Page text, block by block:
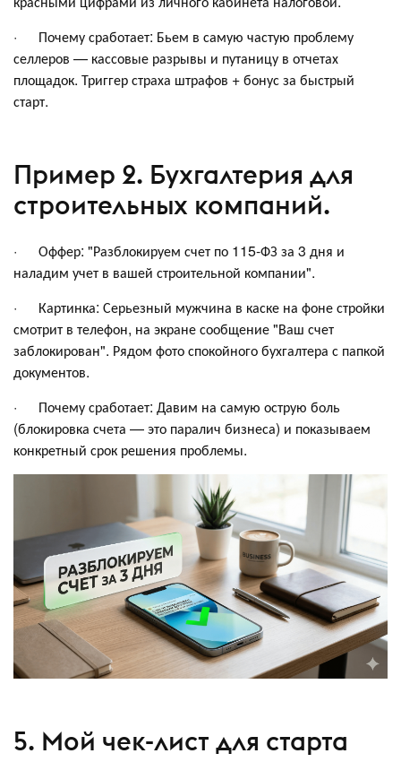
· Почему сработает: Бьем в самую частую проблему
селлеров — кассовые разрывы и путаницу в отчетах
площадок. Триггер страха штрафов + бонус за быстрый
старт.
Пример 2. Бухгалтерия для
строительных компаний.
· Оффер: "Разблокируем счет по 115-ФЗ за 3 дня и
наладим учет в вашей строительной компании".
· Картинка: Серьезный мужчина в каске на фоне стройки
смотрит в телефон, на экране сообщение "Ваш счет
заблокирован". Рядом фото спокойного бухгалтера с папкой
документов.
· Почему сработает: Давим на самую острую боль
(блокировка счета — это паралич бизнеса) и показываем
конкретный срок решения проблемы.
5. Мой чек-лист для старта